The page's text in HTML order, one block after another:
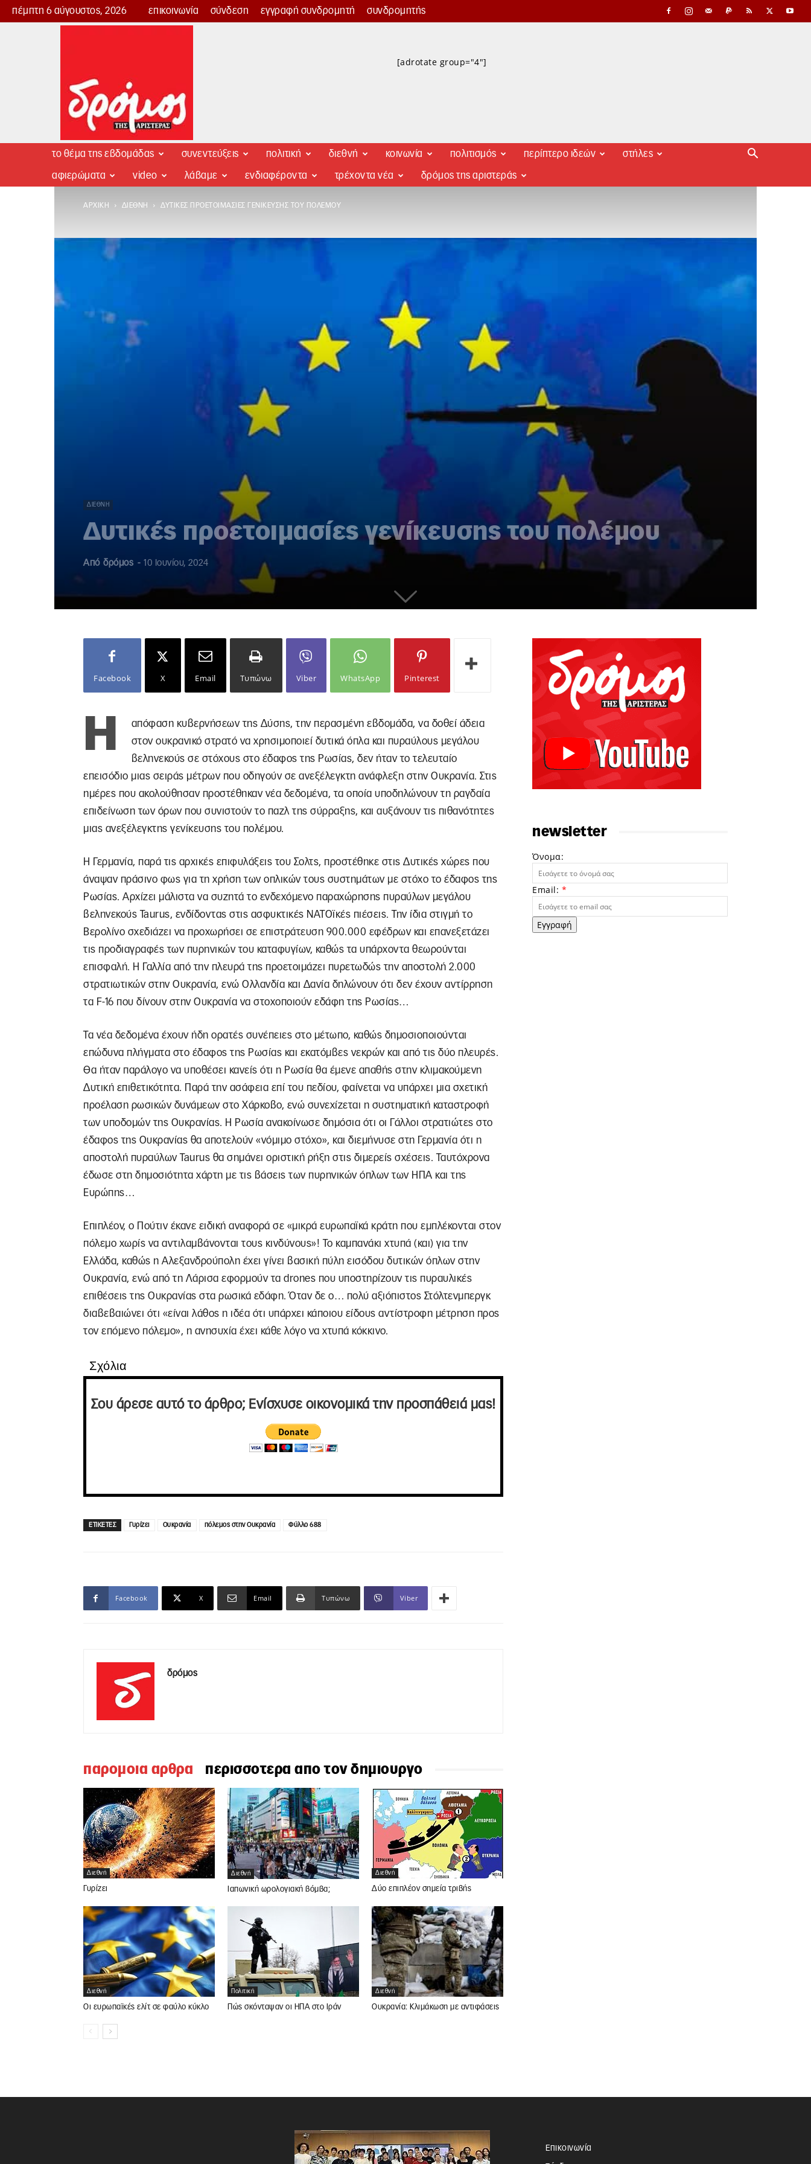
πέμπτη 6 αύγουστος, 2026 επικοινωνία σύνδεση εγγραφή συνδρομητή συνδρομητής
Δρόμος
[adrotate group="4"]
το θέμα της εβδομάδας συνεντεύξεις πολιτική διεθνή κοινωνία πολιτισμός περίπτερο ιδεών στήλες
αφιερώματα video λάβαμε ενδιαφέροντα τρέχοντα νέα δρόμος της αριστεράς
ΑΡΧΙΚΉ ΔΙΕΘΝΉ ΔΥΤΙΚΈΣ ΠΡΟΕΤΟΙΜΑΣΊΕΣ ΓΕΝΊΚΕΥΣΗΣ ΤΟΥ ΠΟΛΈΜΟΥ
ΔΙΕΘΝΉ
Δυτικές προετοιμασίες γενίκευσης του πολέμου
Από δρόμος - 10 Ιουνίου, 2024
Facebook X Email Τυπώνω Viber WhatsApp Pinterest
Η
απόφαση κυβερνήσεων της Δύσης, την περασμένη εβδομάδα, να δοθεί άδεια
στον ουκρανικό στρατό να χρησιμοποιεί δυτικά όπλα και πυραύλους μεγάλου
βεληνεκούς σε στόχους στο έδαφος της Ρωσίας, δεν ήταν το τελευταίο
επεισόδιο μιας σειράς μέτρων που οδηγούν σε ανεξέλεγκτη ανάφλεξη στην Ουκρανία. Στις
ημέρες που ακολούθησαν προστέθηκαν νέα δεδομένα, τα οποία υποδηλώνουν τη ραγδαία
επιδείνωση των όρων που συνιστούν το παζλ της σύρραξης, και αυξάνουν τις πιθανότητες
μιας ανεξέλεγκτης γενίκευσης του πολέμου.
Η Γερμανία, παρά τις αρχικές επιφυλάξεις του Σολτς, προστέθηκε στις Δυτικές χώρες που
άναψαν πράσινο φως για τη χρήση των οπλικών τους συστημάτων με στόχο το έδαφος της
Ρωσίας. Αρχίζει μάλιστα να συζητά το ενδεχόμενο παραχώρησης πυραύλων μεγάλου
βεληνεκούς Taurus, ενδίδοντας στις ασφυκτικές ΝΑΤΟϊκές πιέσεις. Την ίδια στιγμή το
Βερολίνο σχεδιάζει να προχωρήσει σε επιστράτευση 900.000 εφέδρων και επανεξετάζει
τις προδιαγραφές των πυρηνικών του καταφυγίων, καθώς τα υπάρχοντα θεωρούνται
επισφαλή. Η Γαλλία από την πλευρά της προετοιμάζει πυρετωδώς την αποστολή 2.000
στρατιωτικών στην Ουκρανία, ενώ Ολλανδία και Δανία δηλώνουν ότι δεν έχουν αντίρρηση
τα F-16 που δίνουν στην Ουκρανία να στοχοποιούν εδάφη της Ρωσίας…
Τα νέα δεδομένα έχουν ήδη ορατές συνέπειες στο μέτωπο, καθώς δημοσιοποιούνται
επώδυνα πλήγματα στο έδαφος της Ρωσίας και εκατόμβες νεκρών και από τις δύο πλευρές.
Θα ήταν παράλογο να υποθέσει κανείς ότι η Ρωσία θα έμενε απαθής στην κλιμακούμενη
Δυτική επιθετικότητα. Παρά την ασάφεια επί του πεδίου, φαίνεται να υπάρχει μια σχετική
προέλαση ρωσικών δυνάμεων στο Χάρκοβο, ενώ συνεχίζεται η συστηματική καταστροφή
των υποδομών της Ουκρανίας. Η Ρωσία ανακοίνωσε δημόσια ότι οι Γάλλοι στρατιώτες στο
έδαφος της Ουκρανίας θα αποτελούν «νόμιμο στόχο», και διεμήνυσε στη Γερμανία ότι η
αποστολή πυραύλων Taurus θα σημάνει οριστική ρήξη στις διμερείς σχέσεις. Ταυτόχρονα
έδωσε στη δημοσιότητα χάρτη με τις βάσεις των πυρηνικών όπλων των ΗΠΑ και της
Ευρώπης…
Επιπλέον, ο Πούτιν έκανε ειδική αναφορά σε «μικρά ευρωπαϊκά κράτη που εμπλέκονται στον
πόλεμο χωρίς να αντιλαμβάνονται τους κινδύνους»! Το καμπανάκι χτυπά (και) για την
Ελλάδα, καθώς η Αλεξανδρούπολη έχει γίνει βασική πύλη εισόδου δυτικών όπλων στην
Ουκρανία, ενώ από τη Λάρισα εφορμούν τα drones που υποστηρίζουν τις πυραυλικές
επιθέσεις της Ουκρανίας στα ρωσικά εδάφη. Όταν δε ο… πολύ αξιόπιστος Στόλτενμπεργκ
διαβεβαιώνει ότι «είναι λάθος η ιδέα ότι υπάρχει κάποιου είδους αντίστροφη μέτρηση προς
τον επόμενο πόλεμο», η ανησυχία έχει κάθε λόγο να χτυπά κόκκινο.
Σχόλια
Σου άρεσε αυτό το άρθρο; Ενίσχυσε οικονομικά την προσπάθειά μας!
ΕΤΙΚΕΤΕΣ Γυρίζει Ουκρανία πόλεμος στην Ουκρανία Φύλλο 688
Facebook X Email Τυπώνω Viber
δρόμος
παρομοια αρθρα περισσοτερα απο τον δημιουργο
Διεθνή
Γυρίζει
Διεθνή
Ιαπωνική ωρολογιακή βόμβα;
Διεθνή
Δύο επιπλέον σημεία τριβής
Διεθνή
Οι ευρωπαϊκές ελίτ σε φαύλο κύκλο
Πολιτική
Πώς σκόνταψαν οι ΗΠΑ στο Ιράν
Διεθνή
Ουκρανία: Κλιμάκωση με αντιφάσεις
newsletter
Όνομα:
Email: *
Εγγραφή
Επικοινωνία